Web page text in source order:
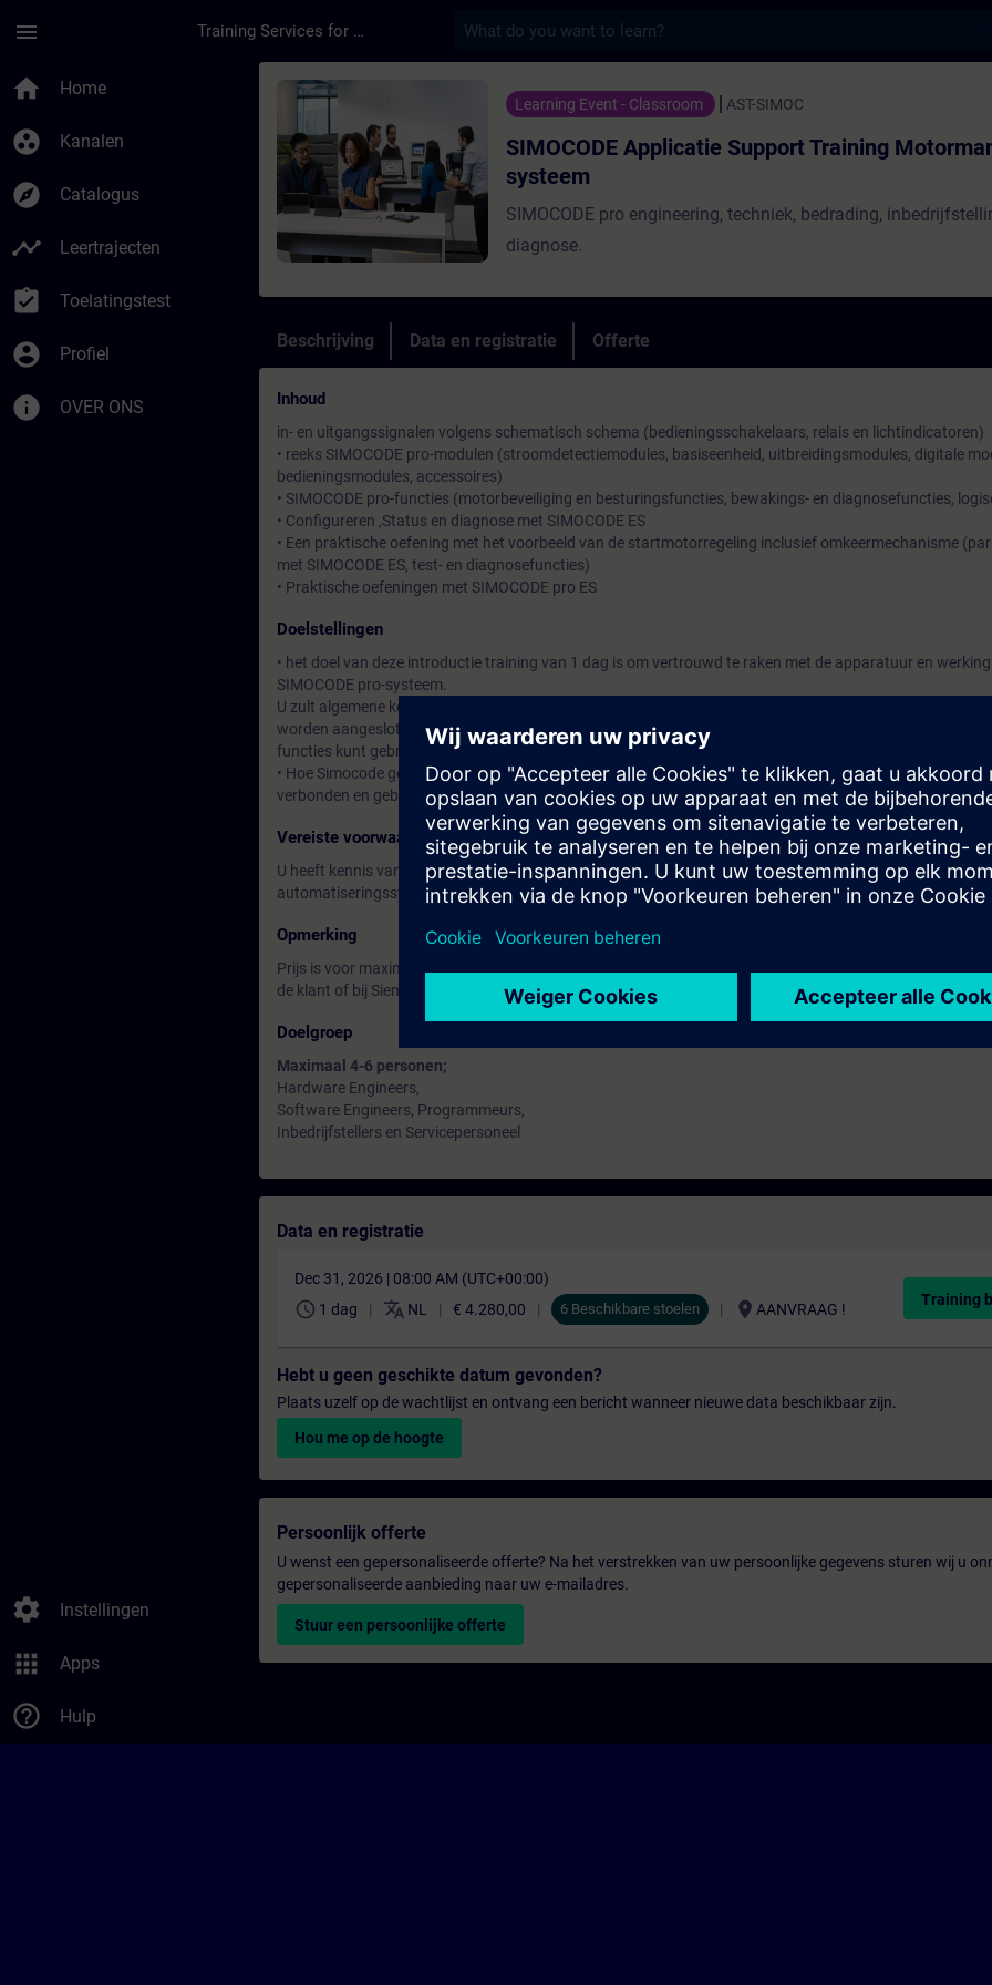
menu Training Services for Digital Industries
home Home
group_work Kanalen
explore Catalogus
timeline Leertrajecten
assignment_turned_in Toelatingstest
account_circle Profiel
info OVER ONS
settings Instellingen
apps Apps
help_outline Hulp
Cursus - SIMOCODE Applicatie Support Training
Learning Event - Classroom AST-SIMOC
SIMOCODE Applicatie Support Training
systeem
SIMOCODE pro engineering, techniek, bedrading,
diagnose.
Beschrijving Data en registratie Offerte
Inhoud
in- en uitgangssignalen volgens schematisch schema (bedieningsschakelaars, relais en lichtindicatoren)
• reeks SIMOCODE pro-modulen (stroomdetectiemodules, basiseenheid, uitbreidingsmodules, digitale
bedieningsmodules, accessoires)
• SIMOCODE pro-functies (motorbeveiliging en besturingsfuncties, bewakings- en diagnosefuncties,
• Configureren ,Status en diagnose met SIMOCODE ES
• Een praktische oefening met het voorbeeld van de startmotorregeling inclusief omkeermechanisme
met SIMOCODE ES, test- en diagnosefuncties)
• Praktische oefeningen met SIMOCODE pro ES
Doelstellingen
• het doel van deze introductie training van 1 dag is om vertrouwd te raken met de apparatuur en
SIMOCODE pro-systeem.
U zult algemene kennis verwerven over de vele verschillende manieren waarop de Simocode modules
worden aangesloten en gebruikt, en u zult leren hoe u de simocode kan configureren en de test- en
functies kunt gebruiken.
• Hoe Simocode gebruikt kan worden in een PLC configuratie en hoe de apparatuur via PROFINET met
verbonden en gebruikt.
Vereiste voorwaarden
U heeft kennis van schakelapparatuur en bedieningsapparatuur bij krachtstroommotoren; basiskennis
automatiseringssystemen.
Opmerking
Prijs is voor maximaal voor 4-6 personen, met 1 dag voorbereiding voor de docent en daarna 1 dag
de klant of bij Siemens Training in Den Haag.
Doelgroep
Maximaal 4-6 personen;
Hardware Engineers,
Software Engineers, Programmeurs,
Inbedrijfstellers en Servicepersoneel
Data en registratie
Dec 31, 2026 | 08:00 AM (UTC+00:00)
schedule 1 dag translate NL € 4.280,00 6 Beschikbare stoelen location_on AANVRAAG !
Training
Hebt u geen geschikte datum gevonden?
Plaats uzelf op de wachtlijst en ontvang een bericht wanneer nieuwe data beschikbaar zijn.
Hou me op de hoogte
Persoonlijk offerte
U wenst een gepersonaliseerde offerte? Na het verstrekken van uw persoonlijke gegevens sturen wij u
gepersonaliseerde aanbieding naar uw e-mailadres.
Stuur een persoonlijke offerte